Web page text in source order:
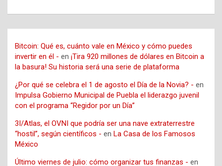
Bitcoin: Qué es, cuánto vale en México y cómo puedes
invertir en él - en ¡Tira 920 millones de dólares en Bitcoin a
la basura! Su historia será una serie de plataforma
¿Por qué se celebra el 1 de agosto el Día de la Novia? - en
Impulsa Gobierno Municipal de Puebla el liderazgo juvenil
con el programa “Regidor por un Día”
3I/Atlas, el OVNI que podría ser una nave extraterrestre
“hostil”, según científicos - en La Casa de los Famosos
México
Último viernes de julio: cómo organizar tus finanzas - en